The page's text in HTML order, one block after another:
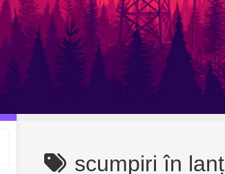
scumpiri în lanț